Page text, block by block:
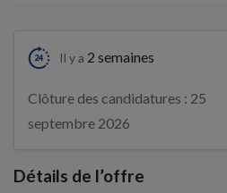
Il y a 2 semaines
Clôture des candidatures : 25
septembre 2026
Détails de l’offre